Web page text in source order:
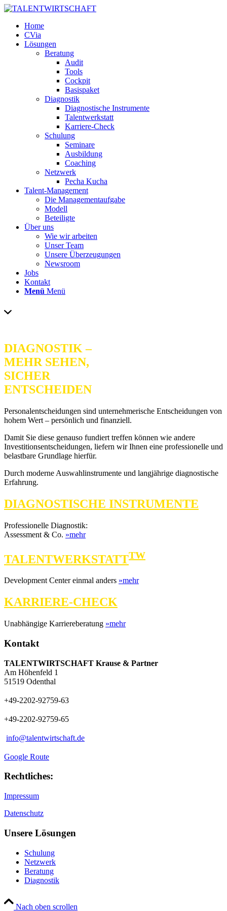
Home
CVia
Lösungen
Beratung
Audit
Tools
Cockpit
Basispaket
Diagnostik
Diagnostische Instrumente
Talentwerkstatt
Karriere-Check
Schulung
Seminare
Ausbildung
Coaching
Netzwerk
Pecha Kucha
Talent-Management
Die Managementaufgabe
Modell
Beteiligte
Über uns
Wie wir arbeiten
Unser Team
Unsere Überzeugungen
Newsroom
Jobs
Kontakt
Menü Menü
DIAGNOSTIK –
MEHR SEHEN,
SICHER
ENTSCHEIDEN
Personalentscheidungen sind unternehmerische Entscheidungen von
hohem Wert – persönlich und finanziell.
Damit Sie diese genauso fundiert treffen können wie andere
Investitionsentscheidungen, liefern wir Ihnen eine professionelle und
belastbare Grundlage hierfür.
Durch moderne Auswahlinstrumente und langjährige diagnostische
Erfahrung.
DIAGNOSTISCHE INSTRUMENTE
Professionelle Diagnostik:
Assessment & Co. »mehr
TALENTWERKSTATTTW
Development Center einmal anders »mehr
KARRIERE-CHECK
Unabhängige Karriereberatung »mehr
Kontakt
TALENTWIRTSCHAFT Krause & Partner
Am Höhenfeld 1
51519 Odenthal
+49-2202-92759-63
+49-2202-92759-65
info@talentwirtschaft.de
Google Route
Rechtliches:
Impressum
Datenschutz
Unsere Lösungen
Schulung
Netzwerk
Beratung
Diagnostik
Nach oben scrollen